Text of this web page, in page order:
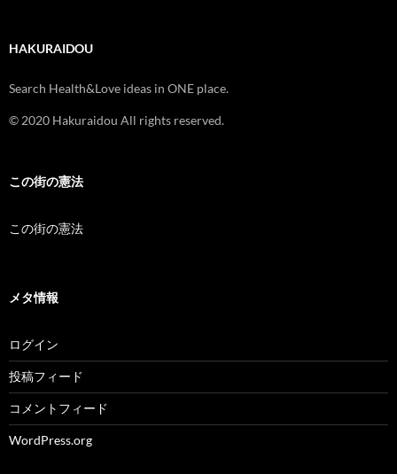
HAKURAIDOU
Search Health&Love ideas in ONE place.
© 2020 Hakuraidou All rights reserved.
この街の憲法
この街の憲法
メタ情報
ログイン
投稿フィード
コメントフィード
WordPress.org